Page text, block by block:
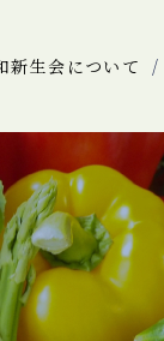
新生会について